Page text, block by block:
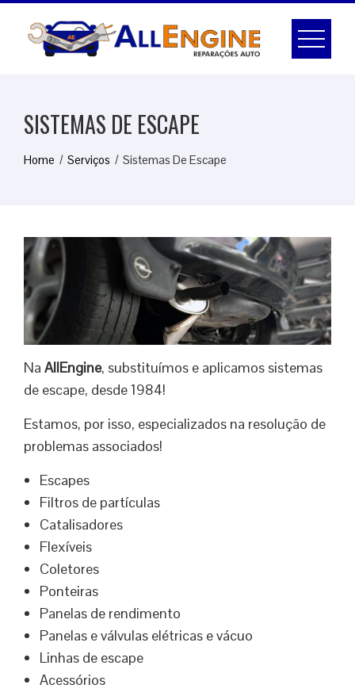
content
SISTEMAS DE ESCAPE
Home Serviços Sistemas De Escape
Na AllEngine, substituímos e aplicamos sistemas
de escape, desde 1984!
Estamos, por isso, especializados na resolução de
problemas associados!
Escapes
Filtros de partículas
Catalisadores
Flexíveis
Coletores
Ponteiras
Panelas de rendimento
Panelas e válvulas elétricas e vácuo
Linhas de escape
Acessórios